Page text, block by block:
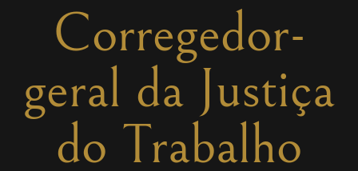
Corregedor-
geral da Justiça
do Trabalho